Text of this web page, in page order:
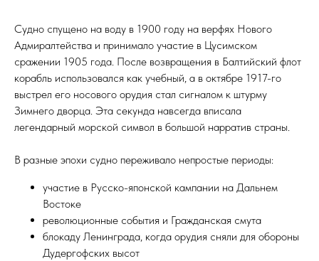
Судно спущено на воду в 1900 году на верфях Нового
Адмиралтейства и принимало участие в Цусимском
сражении 1905 года. После возвращения в Балтийский флот
корабль использовался как учебный, а в октябре 1917-го
выстрел его носового орудия стал сигналом к штурму
Зимнего дворца. Эта секунда навсегда вписала
легендарный морской символ в большой нарратив страны.
В разные эпохи судно переживало непростые периоды:
участие в Русско-японской кампании на Дальнем
Востоке
революционные события и Гражданская смута
блокаду Ленинграда, когда орудия сняли для обороны
Дудергофских высот